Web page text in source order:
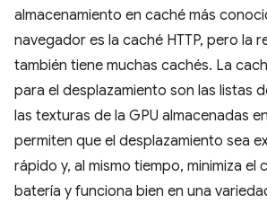
almacenamiento en caché más
navegador es la caché HTTP, pero la
también tiene muchas cachés. La
para el desplazamiento son las listas
las texturas de la GPU almacenadas
permiten que el desplazamiento sea
rápido y, al mismo tiempo, minimiza el
batería y funciona bien en una